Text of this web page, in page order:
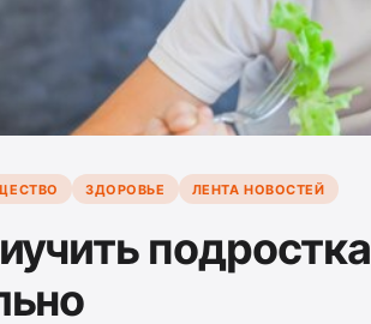
ЗДОРОВЬЕ ЛЕНТА НОВОСТЕЙ